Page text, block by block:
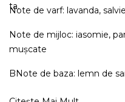
ta.
Note de varf: lavanda,
Note de mijloc: iasomie,
muşcate
BNote de baza: lemn de